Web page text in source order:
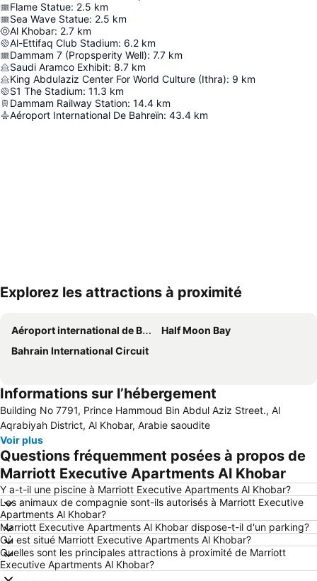
Flame Statue: 2.5 km
Sea Wave Statue: 2.5 km
Al Khobar: 2.7 km
Al-Ettifaq Club Stadium: 6.2 km
Dammam 7 (Propsperity Well): 7.7 km
Saudi Aramco Exhibit: 8.7 km
King Abdulaziz Center For World Culture (Ithra): 9 km
S1 The Stadium: 11.3 km
Dammam Railway Station: 14.4 km
Aéroport International De Bahreïn: 43.4 km
Explorez les attractions à proximité
Aéroport international de Bahreïn
Half Moon Bay
Bahrain International Circuit
Informations sur l’hébergement
Building No 7791, Prince Hammoud Bin Abdul Aziz Street., Al
Aqrabiyah District, Al Khobar, Arabie saoudite
Voir plus
Questions fréquemment posées à propos de
Marriott Executive Apartments Al Khobar
Y a-t-il une piscine à Marriott Executive Apartments Al Khobar?
Les animaux de compagnie sont-ils autorisés à Marriott Executive
Apartments Al Khobar?
Marriott Executive Apartments Al Khobar dispose-t-il d'un parking?
Où est situé Marriott Executive Apartments Al Khobar?
Quelles sont les principales attractions à proximité de Marriott
Executive Apartments Al Khobar?